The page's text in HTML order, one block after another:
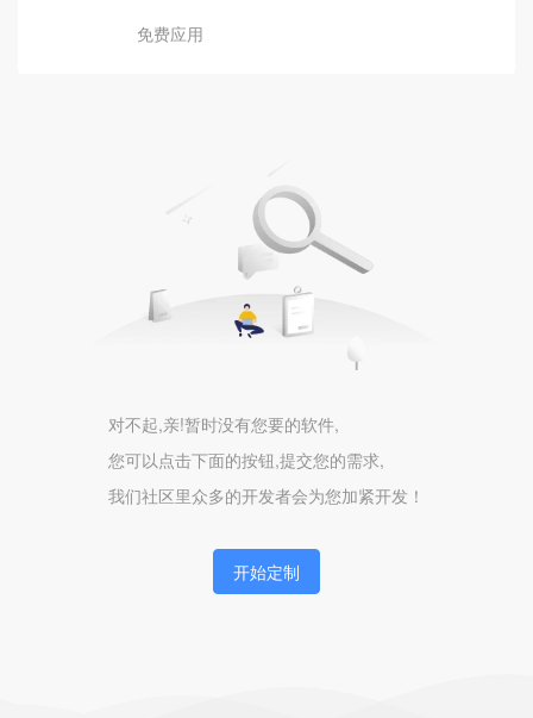
免费应用
对不起,亲!暂时没有您要的软件,
您可以点击下面的按钮,提交您的需求,
我们社区里众多的开发者会为您加紧开发！
开始定制